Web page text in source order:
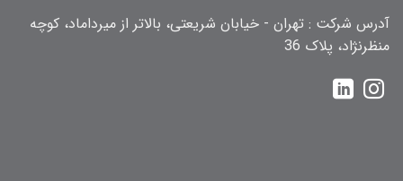
آدرس شرکت : تهران - خیابان شریعتی، بالاتر از میرداماد، کوچه
منظرنژاد، پلاک 36